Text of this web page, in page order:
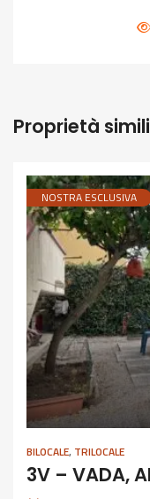
Proprietà simili
NOSTRA ESCLUSIVA
BILOCALE, TRILOCALE